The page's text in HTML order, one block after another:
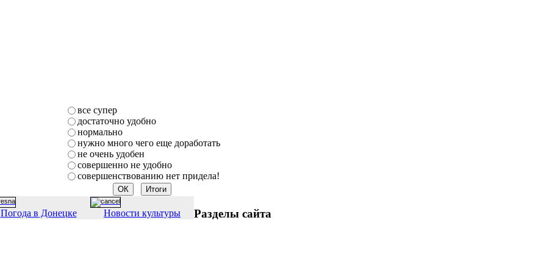
все супер
достаточно удобно
нормально
нужно много чего еще доработать
не очень удобен
совершенно не удобно
совершенствованию нет придела!
Погода в Донецке Новости культуры Разделы сайта